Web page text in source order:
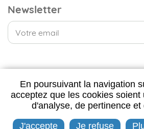
En poursuivant la navigation
acceptez que les cookies soient
d'analyse, de pertinence et
J'accepte
Je refuse
Newsletter
CONTACTEZ-